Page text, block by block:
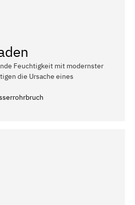
Feuchtigkeit mit modernster
die Ursache eines